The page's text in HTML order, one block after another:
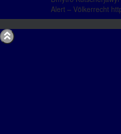
Alert – Völkerrecht